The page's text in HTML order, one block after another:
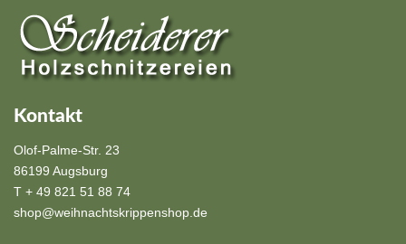
Kontakt
Olof-Palme-Str. 23
86199 Augsburg
T + 49 821 51 88 74
shop@weihnachtskrippenshop.de